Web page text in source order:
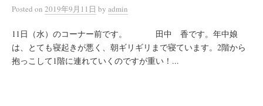
Posted on 2019年9月11日 by admin
11日（水）のコーナー前です。 田中 香です。年中娘
は、とても寝起きが悪く、朝ギリギリまで寝ています。2階から
抱っこして1階に連れていくのですが重い！...